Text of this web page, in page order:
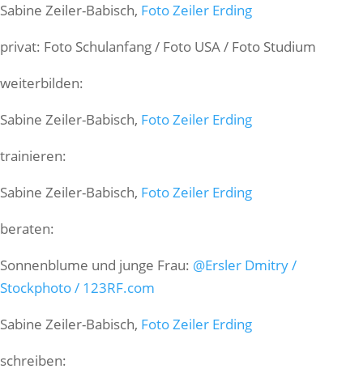
Sabine Zeiler-Babisch, Foto Zeiler Erding
privat: Foto Schulanfang / Foto USA / Foto Studium
weiterbilden:
Sabine Zeiler-Babisch, Foto Zeiler Erding
trainieren:
Sabine Zeiler-Babisch, Foto Zeiler Erding
beraten:
Sonnenblume und junge Frau: @Ersler Dmitry /
Stockphoto / 123RF.com
Sabine Zeiler-Babisch, Foto Zeiler Erding
schreiben: